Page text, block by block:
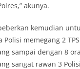
akunya.
kemudian
Polisi memegang 2
sampai dengan 8
sangat rawan 3